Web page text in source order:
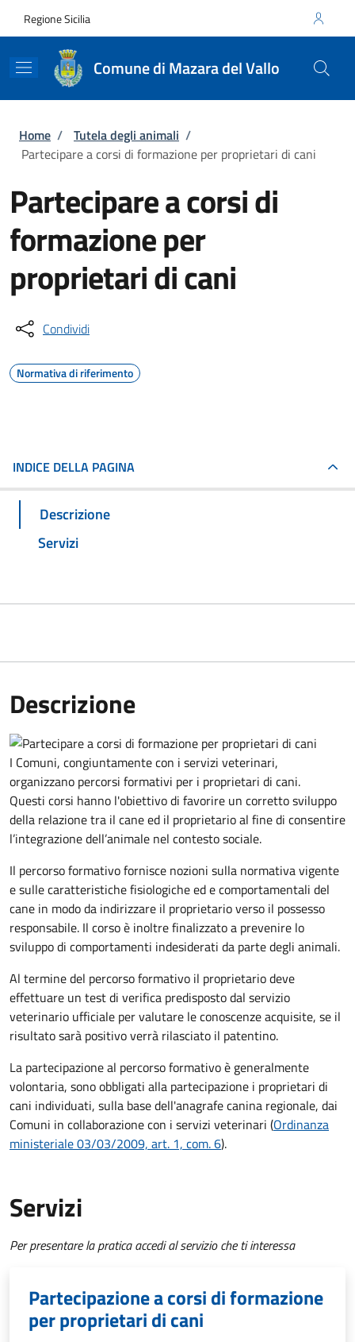
Regione Sicilia
Comune di Mazara del Vallo
Briciole di pane
Home / Tutela degli animali /
Partecipare a corsi di formazione per proprietari di cani
Partecipare a corsi di
formazione per
proprietari di cani
Condividi
Normativa di riferimento
INDICE DELLA PAGINA
Descrizione
Servizi
Descrizione
I Comuni, congiuntamente con i servizi veterinari,
organizzano percorsi formativi per i proprietari di cani.
Questi corsi hanno l'obiettivo di favorire un corretto sviluppo
della relazione tra il cane ed il proprietario al fine di consentire
l’integrazione dell’animale nel contesto sociale.
Il percorso formativo fornisce nozioni sulla normativa vigente
e sulle caratteristiche fisiologiche ed e comportamentali del
cane in modo da indirizzare il proprietario verso il possesso
responsabile. Il corso è inoltre finalizzato a prevenire lo
sviluppo di comportamenti indesiderati da parte degli animali.
Al termine del percorso formativo il proprietario deve
effettuare un test di verifica predisposto dal servizio
veterinario ufficiale per valutare le conoscenze acquisite, se il
risultato sarà positivo verrà rilasciato il patentino.
La partecipazione al percorso formativo è generalmente
volontaria, sono obbligati alla partecipazione i proprietari di
cani individuati, sulla base dell'anagrafe canina regionale, dai
Comuni in collaborazione con i servizi veterinari (Ordinanza
ministeriale 03/03/2009, art. 1, com. 6).
Servizi
Per presentare la pratica accedi al servizio che ti interessa
Partecipazione a corsi di formazione
per proprietari di cani